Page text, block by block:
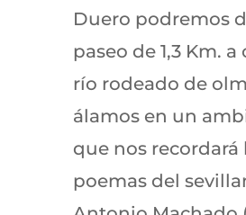
Duero podremos
paseo de 1,3 Km.
río rodeado de
álamos en un
que nos recordará
poemas del